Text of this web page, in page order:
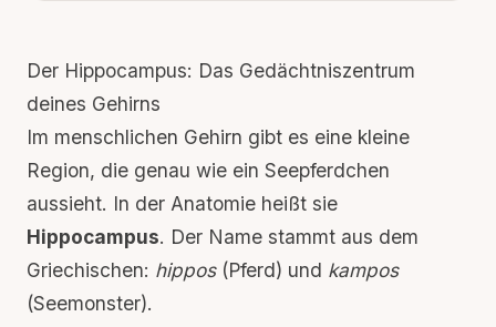
Der Hippocampus: Das Gedächtniszentrum
deines Gehirns
Im menschlichen Gehirn gibt es eine kleine
Region, die genau wie ein Seepferdchen
aussieht. In der Anatomie heißt sie
Hippocampus. Der Name stammt aus dem
Griechischen: hippos(Pferd) und kampos
(Seemonster).